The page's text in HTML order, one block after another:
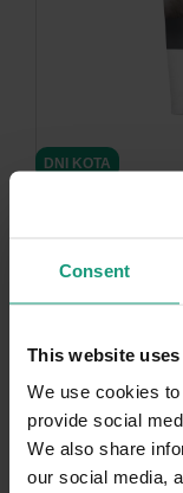
Consent
This website
We use cookies
provide social
We also share
our social media,
DNI KOTA
100g - mokra
7,99 zł7, 19 zł